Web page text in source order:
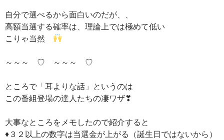
自分で選べるから面白いのだが、、
高額当選する確率は、理論上では極めて低い
こりゃ当然
～～～ ♡ ～～～ ♡
ところで「耳よりな話」というのは
この番組登場の達人たちの凄ワザ❣
大事なところをメモしたので紹介すると
♦３２以上の数字は当選金が上がる（誕生日ではないから）